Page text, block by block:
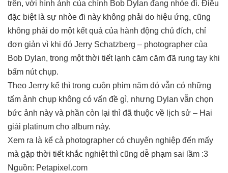
trên, với hình ảnh của chính Bob Dylan đang nhòe đi. Điều
đặc biệt là sự nhòe đi này không phải do hiệu ứng, cũng
không phải do một kết quả của hành động chủ đích, chỉ
đơn giản vì khi đó Jerry Schatzberg – photographer của
Bob Dylan, trong một thời tiết lạnh căm căm đã rung tay khi
bấm nút chụp.
Theo Jerrry kể thì trong cuộn phim năm đó vẫn có những
tấm ảnh chụp không có vấn đề gì, nhưng Dylan vẫn chọn
bức ảnh này và phần còn lại thì đã thuộc về lịch sử – Hai
giải platinum cho album này.
Xem ra là kể cả photographer có chuyên nghiệp đến mấy
mà gặp thời tiết khắc nghiệt thì cũng dễ phạm sai lầm :3
Nguồn: Petapixel.com